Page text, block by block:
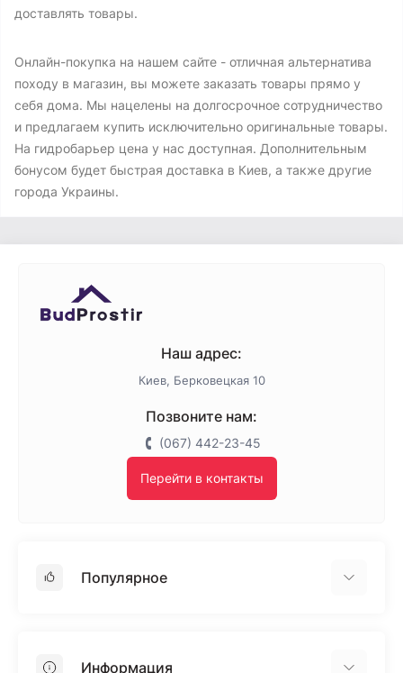
доставлять товары.
Онлайн-покупка на нашем сайте - отличная альтернатива
походу в магазин, вы можете заказать товары прямо у
себя дома. Мы нацелены на долгосрочное сотрудничество
и предлагаем купить исключительно оригинальные товары.
На гидробарьер цена у нас доступная. Дополнительным
бонусом будет быстрая доставка в Киев, а также другие
города Украины.
Наш адрес:
Киев, Берковецкая 10
Позвоните нам:
(067) 442-23-45
Перейти в контакты
Популярное
Информация